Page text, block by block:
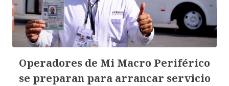
Operadores de Mi Macro Periférico
se preparan para arrancar servicio